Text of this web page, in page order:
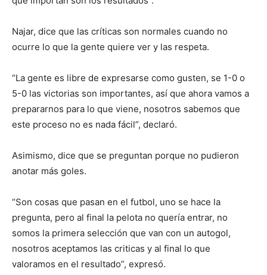
Najar, dice que las críticas son normales cuando no
ocurre lo que la gente quiere ver y las respeta.
“La gente es libre de expresarse como gusten, se 1-0 o
5-0 las victorias son importantes, así que ahora vamos a
prepararnos para lo que viene, nosotros sabemos que
este proceso no es nada fácil”, declaró.
Asimismo, dice que se preguntan porque no pudieron
anotar más goles.
“Son cosas que pasan en el futbol, uno se hace la
pregunta, pero al final la pelota no quería entrar, no
somos la primera selección que van con un autogol,
nosotros aceptamos las criticas y al final lo que
valoramos en el resultado”, expresó.